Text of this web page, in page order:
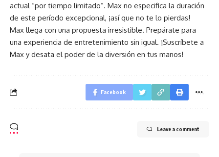
actual “por tiempo limitado”. Max no especifica la duración
de este período excepcional, ¡así que no te lo pierdas!
Max llega con una propuesta irresistible. Prepárate para
una experiencia de entretenimiento sin igual. ¡Suscríbete a
Max y desata el poder de la diversión en tus manos!
Facebook
Leave a comment